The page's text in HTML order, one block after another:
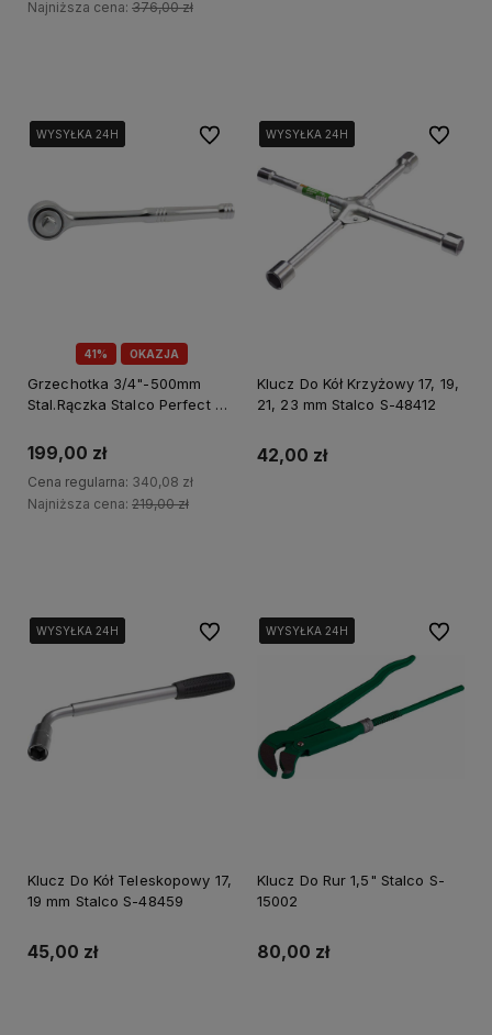
Najniższa cena: 376,00 zł
41% OKAZJA
WYSYŁKA 24H
WYSYŁKA 24H
WYSYŁKA 24H
Grzechotka 3/4"-500mm
Stal.Rączka Stalco Perfect S-
199,00 zł
Cena regularna: 340,08 zł
Najniższa cena: 219,00 zł
Do ulubionychWYSYŁKA 24H
WYSYŁKA 24H
WYSYŁKA 24H
Klucz Do Kół Krzyżowy 17, 19,
21, 23 mm Stalco S-48412
42,00 zł
Do
WYSYŁKA 24H
WYSYŁKA 24H
WYSYŁKA 24H
Klucz Do Kół Teleskopowy 17,
19 mm Stalco S-48459
45,00 zł
Do ulubionychWYSYŁKA 24H
WYSYŁKA 24H
WYSYŁKA 24H
Klucz Do Rur 1,5" Stalco S-
15002
80,00 zł
Do